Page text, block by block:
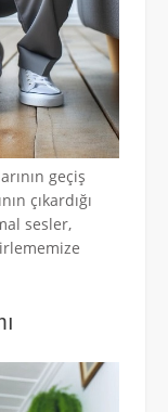
geçiş
çıkardığı
sesler,